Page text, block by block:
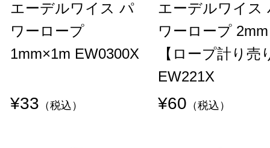
エーデルワイス パ
ワーロープ
1mm×1m EW0300X
¥33 （税込）
エーデルワイス
ワーロープ 2mm
【ロープ計り売
EW221X
¥60 （税込）